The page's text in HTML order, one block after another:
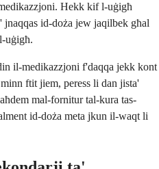
Hekk kif l-uġigħ
id-doża jew jaqilbek għal
uġigħ.
il-medikazzjoni f'daqqa jekk kont
ftit jiem, peress li dan jista'
mal-fornitur tal-kura tas-
id-doża meta jkun il-waqt li